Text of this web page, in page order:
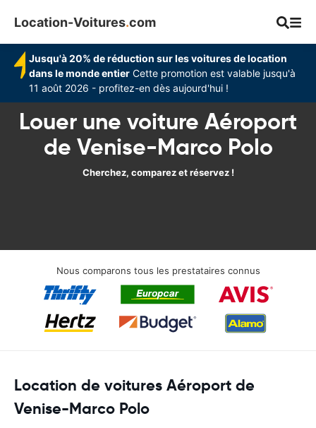
Location-Voitures.com
Jusqu'à 20% de réduction sur les voitures de location
dans le monde entier Cette promotion est valable jusqu'à
11 août 2026 - profitez-en dès aujourd'hui !
Louer une voiture Aéroport
de Venise-Marco Polo
Cherchez, comparez et réservez !
Nous comparons tous les prestataires connus
Location de voitures Aéroport de
Venise-Marco Polo